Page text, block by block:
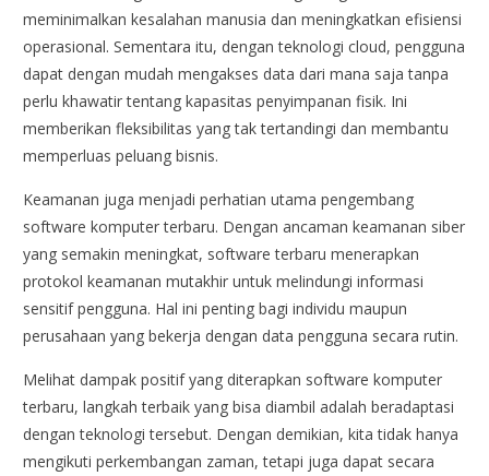
meminimalkan kesalahan manusia dan meningkatkan efisiensi
operasional. Sementara itu, dengan teknologi cloud, pengguna
dapat dengan mudah mengakses data dari mana saja tanpa
perlu khawatir tentang kapasitas penyimpanan fisik. Ini
memberikan fleksibilitas yang tak tertandingi dan membantu
memperluas peluang bisnis.
Keamanan juga menjadi perhatian utama pengembang
software komputer terbaru. Dengan ancaman keamanan siber
yang semakin meningkat, software terbaru menerapkan
protokol keamanan mutakhir untuk melindungi informasi
sensitif pengguna. Hal ini penting bagi individu maupun
perusahaan yang bekerja dengan data pengguna secara rutin.
Melihat dampak positif yang diterapkan software komputer
terbaru, langkah terbaik yang bisa diambil adalah beradaptasi
dengan teknologi tersebut. Dengan demikian, kita tidak hanya
mengikuti perkembangan zaman, tetapi juga dapat secara